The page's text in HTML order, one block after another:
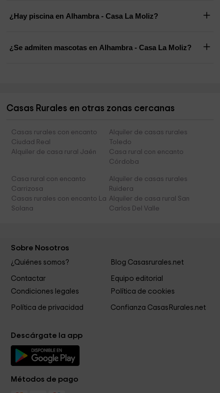
¿Hay piscina en Alhambra - Casa La Moliz?
¿Se admiten mascotas en Alhambra - Casa La Moliz?
Casas Rurales en otras zonas cercanas
Casas rurales con encanto
Ciudad Real
Alquiler de casas rurales
Toledo
Alquiler de casa rural Jaén
Casa rural con encanto
Córdoba
Casa rural con encanto
Carrizosa
Alquiler de casas rurales
Ruidera
Casas rurales con encanto La
Solana
Alquiler de casa rural San
Carlos Del Valle
Sobre Nosotros
¿Quiénes somos? Blog Casasrurales.net
Contactar
Equipo editorial
Condiciones legales
Política de cookies
Política de privacidad Confianza CasasRurales.net
Descárgate la app
Métodos de pago